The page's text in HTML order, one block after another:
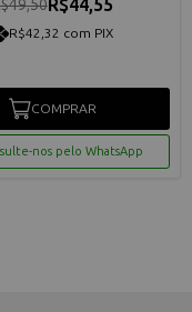
R$44,55
R$42,32 com PIX
COMPRAR
nos pelo WhatsApp